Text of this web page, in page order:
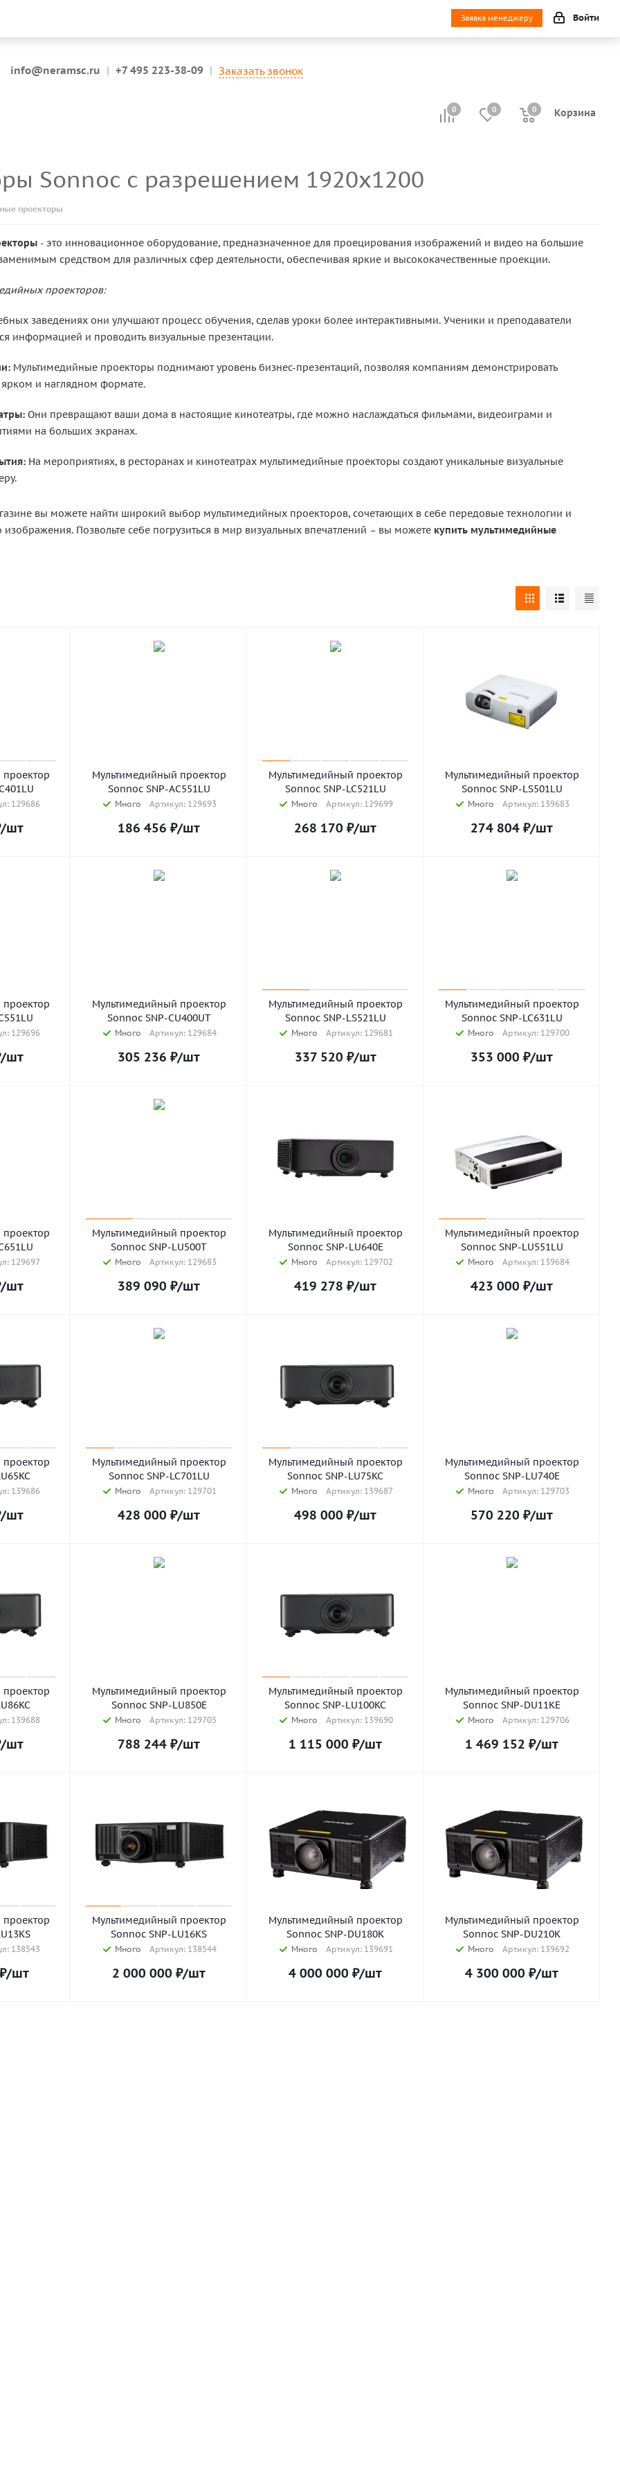
Заявка менеджеру Войти
info@neramsc.ru | +7 495 223-38-09 | Заказать звонок
0 0 Корзина
0
0
Sonnoc с разрешением 1920x1200
проекторы
- это инновационное оборудование, предназначенное для проецирования изображений и видео на большие
средством для различных сфер деятельности, обеспечивая яркие и высококачественные проекции.
проекторов:
заведениях они улучшают процесс обучения, сделав уроки более интерактивными. Ученики и преподаватели
информацией и проводить визуальные презентации.
Мультимедийные проекторы поднимают уровень бизнес-презентаций, позволяя компаниям демонстрировать
и наглядном формате.
Они превращают ваши дома в настоящие кинотеатры, где можно наслаждаться фильмами, видеоиграми и
на больших экранах.
На мероприятиях, в ресторанах и кинотеатрах мультимедийные проекторы создают уникальные визуальные
вы можете найти широкий выбор мультимедийных проекторов, сочетающих в себе передовые технологии и
Позвольте себе погрузиться в мир визуальных впечатлений – вы можете купить мультимедийные
129686
/шт
Мультимедийный проектор
Sonnoc SNP-AC551LU
Много Артикул: 129693
186 456 ₽/шт
Мультимедийный проектор
Sonnoc SNP-LC521LU
Много Артикул: 129699
268 170 ₽/шт
Мультимедийный проектор
Sonnoc SNP-LS501LU
Много Артикул: 139683
274 804 ₽/шт
129696
/шт
Мультимедийный проектор
Sonnoc SNP-CU400UT
Много Артикул: 129684
305 236 ₽/шт
Мультимедийный проектор
Sonnoc SNP-LS521LU
Много Артикул: 129681
337 520 ₽/шт
Мультимедийный проектор
Sonnoc SNP-LC631LU
Много Артикул: 129700
353 000 ₽/шт
129697
/шт
Мультимедийный проектор
Sonnoc SNP-LU500T
Много Артикул: 129683
389 090 ₽/шт
Мультимедийный проектор
Sonnoc SNP-LU640E
Много Артикул: 129702
419 278 ₽/шт
Мультимедийный проектор
Sonnoc SNP-LU551LU
Много Артикул: 139684
423 000 ₽/шт
139686
/шт
Мультимедийный проектор
Sonnoc SNP-LC701LU
Много Артикул: 129701
428 000 ₽/шт
Мультимедийный проектор
Sonnoc SNP-LU75KC
Много Артикул: 139687
498 000 ₽/шт
Мультимедийный проектор
Sonnoc SNP-LU740E
Много Артикул: 129703
570 220 ₽/шт
139688
/шт
Мультимедийный проектор
Sonnoc SNP-LU850E
Много Артикул: 129705
788 244 ₽/шт
Мультимедийный проектор
Sonnoc SNP-LU100KC
Много Артикул: 139690
1 115 000 ₽/шт
Мультимедийный проектор
Sonnoc SNP-DU11KE
Много Артикул: 129706
1 469 152 ₽/шт
138543
₽/шт
Мультимедийный проектор
Sonnoc SNP-LU16KS
Много Артикул: 138544
2 000 000 ₽/шт
Мультимедийный проектор
Sonnoc SNP-DU180K
Много Артикул: 139691
4 000 000 ₽/шт
Мультимедийный проектор
Sonnoc SNP-DU210K
Много Артикул: 139692
4 300 000 ₽/шт